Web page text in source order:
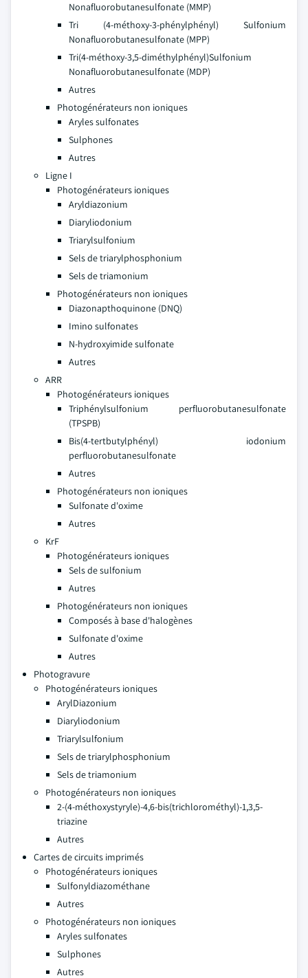
Nonafluorobutanesulfonate (MMP)
Tri (4-méthoxy-3-phénylphényl) Sulfonium
Nonafluorobutanesulfonate (MPP)
Tri(4-méthoxy-3,5-diméthylphényl)Sulfonium
Nonafluorobutanesulfonate (MDP)
Autres
Photogénérateurs non ioniques
Aryles sulfonates
Sulphones
Autres
Ligne I
Photogénérateurs ioniques
Aryldiazonium
Diaryliodonium
Triarylsulfonium
Sels de triarylphosphonium
Sels de triamonium
Photogénérateurs non ioniques
Diazonapthoquinone (DNQ)
Imino sulfonates
N-hydroxyimide sulfonate
Autres
ARR
Photogénérateurs ioniques
Triphénylsulfonium perfluorobutanesulfonate
(TPSPB)
Bis(4-tertbutylphényl) iodonium
perfluorobutanesulfonate
Autres
Photogénérateurs non ioniques
Sulfonate d'oxime
Autres
KrF
Photogénérateurs ioniques
Sels de sulfonium
Autres
Photogénérateurs non ioniques
Composés à base d'halogènes
Sulfonate d'oxime
Autres
Photogravure
Photogénérateurs ioniques
ArylDiazonium
Diaryliodonium
Triarylsulfonium
Sels de triarylphosphonium
Sels de triamonium
Photogénérateurs non ioniques
2-(4-méthoxystyryle)-4,6-bis(trichlorométhyl)-1,3,5-
triazine
Autres
Cartes de circuits imprimés
Photogénérateurs ioniques
Sulfonyldiazométhane
Autres
Photogénérateurs non ioniques
Aryles sulfonates
Sulphones
Autres